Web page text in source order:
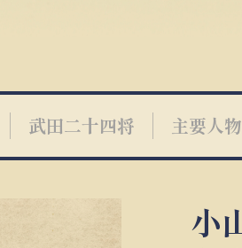
武田二十四将 主要人物
小